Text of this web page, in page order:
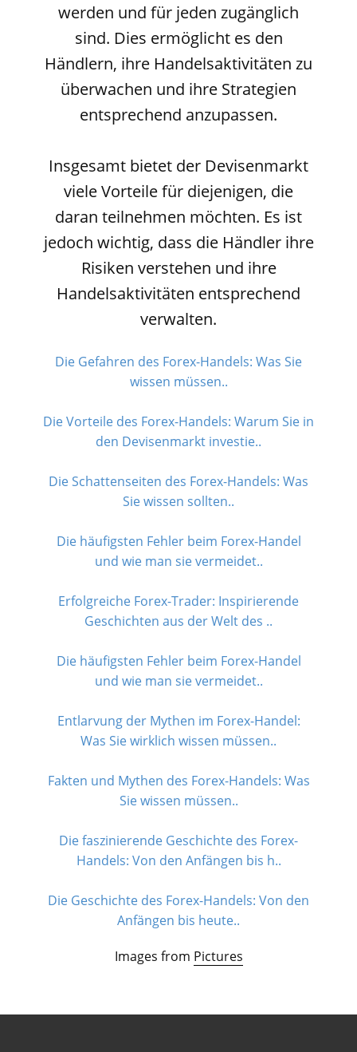
werden und für jeden zugänglich
sind. Dies ermöglicht es den
Händlern, ihre Handelsaktivitäten zu
überwachen und ihre Strategien
entsprechend anzupassen.
Insgesamt bietet der Devisenmarkt
viele Vorteile für diejenigen, die
daran teilnehmen möchten. Es ist
jedoch wichtig, dass die Händler ihre
Risiken verstehen und ihre
Handelsaktivitäten entsprechend
verwalten.
Die Gefahren des Forex-Handels: Was Sie
wissen müssen..
Die Vorteile des Forex-Handels: Warum Sie in
den Devisenmarkt investie..
Die Schattenseiten des Forex-Handels: Was
Sie wissen sollten..
Die häufigsten Fehler beim Forex-Handel
und wie man sie vermeidet..
Erfolgreiche Forex-Trader: Inspirierende
Geschichten aus der Welt des ..
Die häufigsten Fehler beim Forex-Handel
und wie man sie vermeidet..
Entlarvung der Mythen im Forex-Handel:
Was Sie wirklich wissen müssen..
Fakten und Mythen des Forex-Handels: Was
Sie wissen müssen..
Die faszinierende Geschichte des Forex-
Handels: Von den Anfängen bis h..
Die Geschichte des Forex-Handels: Von den
Anfängen bis heute..
Images from Pictures